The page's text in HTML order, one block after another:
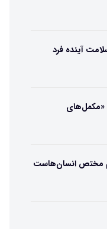
آینده فرد
سال به کمک «مکمل‌های
مختص انسان‌هاست